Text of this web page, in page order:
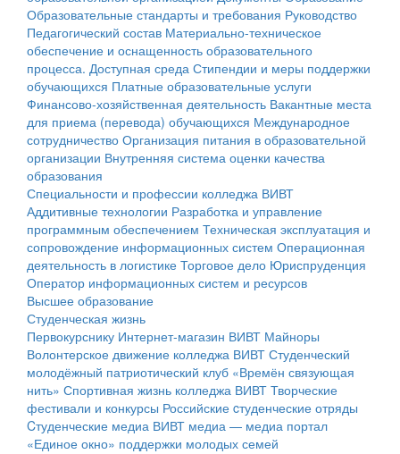
Образовательные стандарты и требования Руководство
Педагогический состав Материально-техническое
обеспечение и оснащенность образовательного
процесса. Доступная среда Стипендии и меры поддержки
обучающихся Платные образовательные услуги
Финансово-хозяйственная деятельность Вакантные места
для приема (перевода) обучающихся Международное
сотрудничество Организация питания в образовательной
организации Внутренняя система оценки качества
образования
Специальности и профессии колледжа ВИВТ
Аддитивные технологии Разработка и управление
программным обеспечением Техническая эксплуатация и
сопровождение информационных систем Операционная
деятельность в логистике Торговое дело Юриспруденция
Оператор информационных систем и ресурсов
Высшее образование
Студенческая жизнь
Первокурснику Интернет-магазин ВИВТ Майноры
Волонтерское движение колледжа ВИВТ Студенческий
молодёжный патриотический клуб «Времён связующая
нить» Спортивная жизнь колледжа ВИВТ Творческие
фестивали и конкурсы Российские cтуденческие отряды
Cтуденческие медиа ВИВТ медиа — медиа портал
«Единое окно» поддержки молодых семей